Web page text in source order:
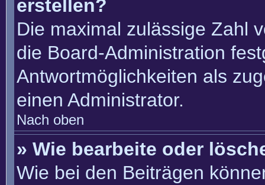
erstellen?
Die maximal zulässige Zahl
die Board-Administration
Antwortmöglichkeiten als
einen Administrator.
Nach oben
» Wie bearbeite oder
Wie bei den Beiträgen